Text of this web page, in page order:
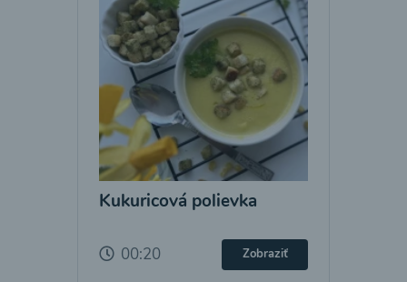
Kukuricová polievka
00:20 Zobraziť